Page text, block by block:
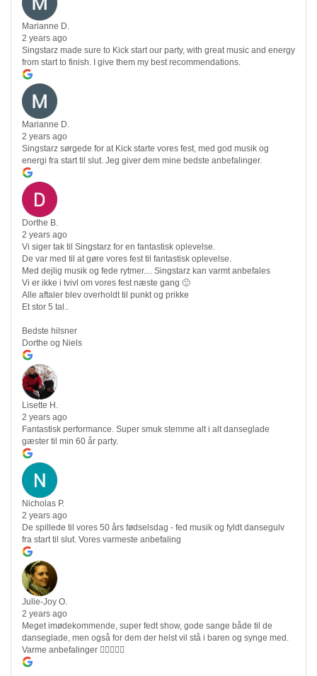
Marianne D.
2 years ago
Singstarz made sure to Kick start our party, with great music and energy
from start to finish. I give them my best recommendations.
Marianne D.
2 years ago
Singstarz sørgede for at Kick starte vores fest, med god musik og
energi fra start til slut. Jeg giver dem mine bedste anbefalinger.
Dorthe B.
2 years ago
Vi siger tak til Singstarz for en fantastisk oplevelse.
De var med til at gøre vores fest til fantastisk oplevelse.
Med dejlig musik og fede rytmer.... Singstarz kan varmt anbefales
Vi er ikke i tvivl om vores fest næste gang 🙂
Alle aftaler blev overholdt til punkt og prikke
Et stor 5 tal..
Bedste hilsner
Dorthe og Niels
Lisette H.
2 years ago
Fantastisk performance. Super smuk stemme alt i alt danseglade
gæster til min 60 år party.
Nicholas P.
2 years ago
De spillede til vores 50 års fødselsdag - fed musik og fyldt dansegulv
fra start til slut. Vores varmeste anbefaling
Julie-Joy O.
2 years ago
Meget imødekommende, super fedt show, gode sange både til de
danseglade, men også for dem der helst vil stå i baren og synge med.
Varme anbefalinger 👍🏻👏🏻🎉